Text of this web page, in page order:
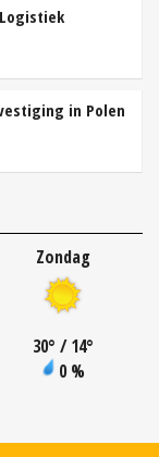
in Polen
Zondag
30° / 14°
0 %